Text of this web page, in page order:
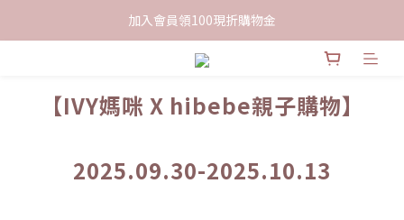
限時下單送餅乾乙包，滿$999免運
加入會員領100現折購物金
限時下單送餅乾乙包，滿$999免運
【IVY媽咪 X hibebe親子購物】
2025.09.30-2025.10.13